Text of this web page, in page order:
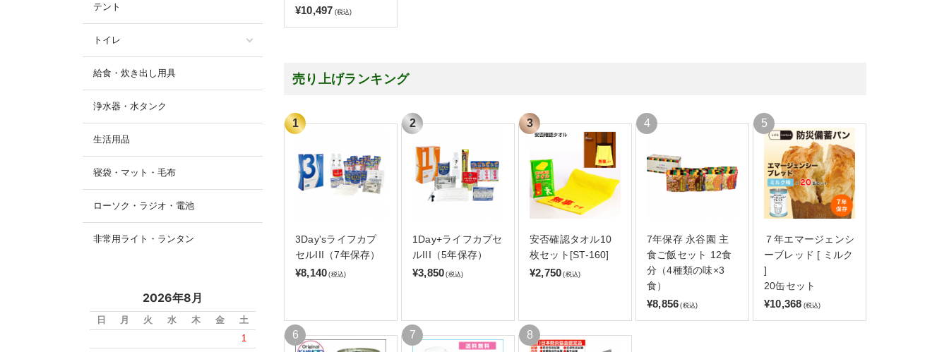
¥10,497 (税込)
売り上げランキング
3Day'sライフカプ
セルIII（7年保存）
¥8,140 (税込)
1Day+ライフカプセ
ルIII（5年保存）
¥3,850 (税込)
安否確認タオル10
枚セット[ST-160]
¥2,750 (税込)
7年保存 永谷園 主
食ご飯セット 12食
分（4種類の味×3
食）
¥8,856 (税込)
７年エマージェンシ
ーブレッド [ ミルク
]
20缶セット
¥10,368 (税込)
テント
トイレ
給食・炊き出し用具
浄水器・水タンク
生活用品
寝袋・マット・毛布
ローソク・ラジオ・電池
非常用ライト・ランタン
2026年8月
日 月 火 水 木 金
土
1